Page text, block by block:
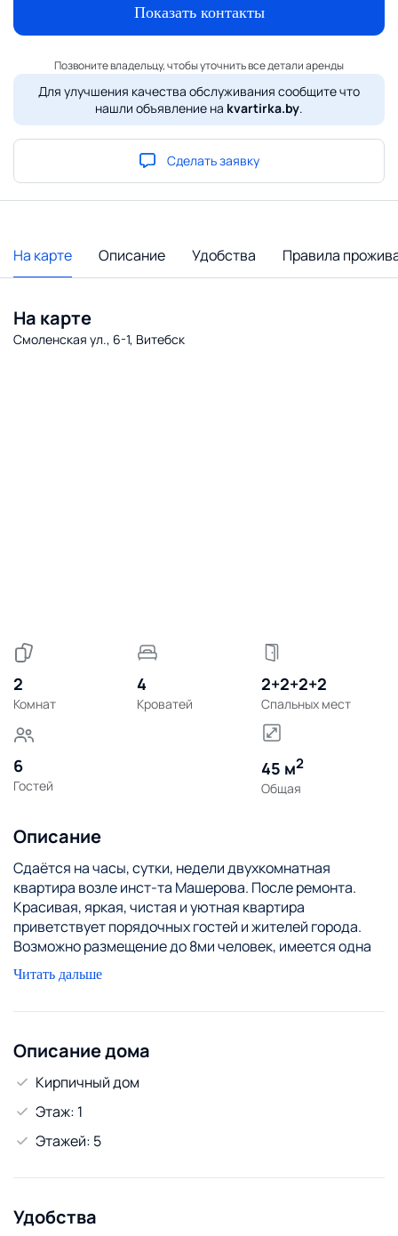
Показать контакты
Позвоните владельцу, чтобы уточнить все детали аренды
Для улучшения качества обслуживания сообщите что
нашли объявление на kvartirka.by.
Сделать заявку
На карте Описание Удобства Правила
2
Комнат
4
Кроватей
2+2+2+2
Спальных мест
6
Гостей
45 м2
Общая
На карте
Смоленская ул., 6-1, Витебск
Описание
Сдаётся на часы, сутки, недели двухкомнатная
квартира возле инст-та Машерова. После ремонта.
Красивая, яркая, чистая и уютная квартира
приветствует порядочных гостей и жителей города.
Возможно размещение до 8ми человек, имеется одна
большая двуспальная кровать и три дивана.
Высокоскоростной безлимитный интернет Wi-Fi,
Компаниям отдельные условия заселения, уточнять по
телефону.
В выходные, праздничные дни и дни повышенного
спроса цена может меняться. уточняйте наличие
квартир и цены по телефону. Цена указана за пару в
выходной день, не пятницу.
увеселительных мероприятий.
Читать дальше
Описание дома
Кирпичный дом
Этаж: 1
Этажей: 5
Удобства